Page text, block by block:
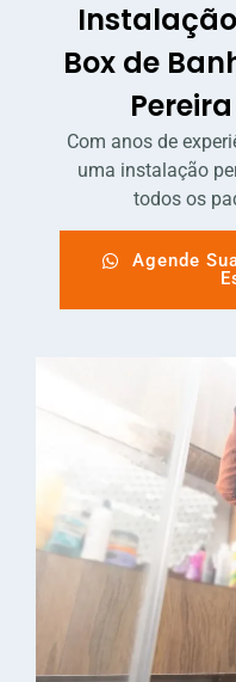
Box de
Com anos de
uma instalação
todos os
Agende